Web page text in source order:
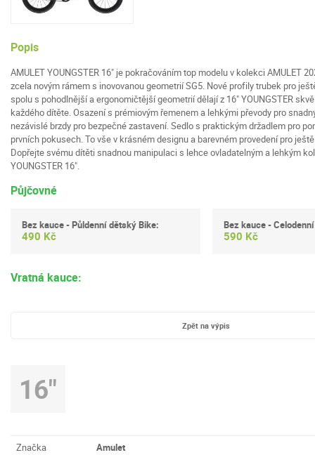
Popis
AMULET YOUNGSTER 16" je pokračováním top modelu v kolekci AMULET
zcela novým rámem s inovovanou geometrií SG5. Nové profily trubek pro
spolu s pohodlnější a ergonomičtější geometrií dělají z 16" YOUNGSTER
každého dítěte. Osazení s prémiovým řemenem a lehkými převody pro
nezávislé brzdy pro bezpečné zastavení. Sedlo s praktickým držadlem pro
prvních pokusech. To vše v krásném designu a barevném provedení pro
Dopřejte svému dítěti snadnou manipulaci s lehce ovladatelným a lehkým
YOUNGSTER 16".
Půjčovné
Bez kauce - Půldenní dětský Bike:
490 Kč
Bez kauce -
590 Kč
Vratná kauce:
Zpět na výpis
16"
Značka
Amulet